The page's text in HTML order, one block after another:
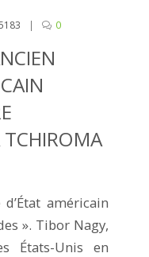
| 0
TCHIROMA
américain
». Tibor Nagy,
États-Unis en